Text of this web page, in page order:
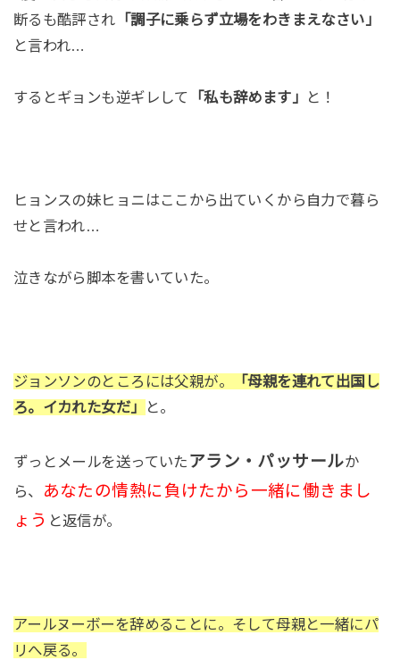
断るも酷評され 「調子に乗らず立場をわきまえなさい」
と言われ…
するとギョンも逆ギレして 「私も辞めます」 と！
ヒョンスの妹ヒョニはここから出ていくから自力で暮ら
せと言われ…
泣きながら脚本を書いていた。
ジョンソンのところには父親が。
「母親を連れて出国し
ろ。イカれた女だ」
と。
ずっとメールを送っていた アラン・パッサールか
ら、
あなたの情熱に負けたから一緒に働きまし
ょう と返信が。
アールヌーボーを辞めることに。そして母親と一緒にパ
リへ戻る。